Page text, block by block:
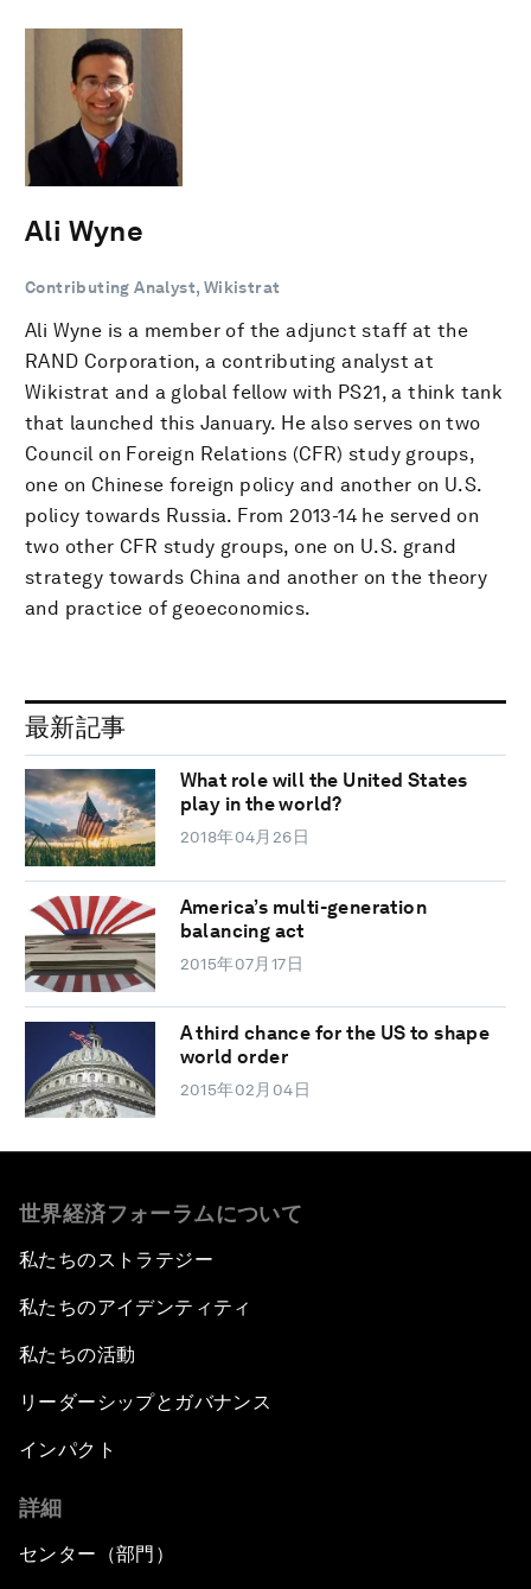
Ali Wyne
Contributing Analyst, Wikistrat
Ali Wyne is a member of the adjunct staff at the
RAND Corporation, a contributing analyst at
Wikistrat and a global fellow with PS21, a think tank
that launched this January. He also serves on two
Council on Foreign Relations (CFR) study groups,
one on Chinese foreign policy and another on U.S.
policy towards Russia. From 2013-14 he served on
two other CFR study groups, one on U.S. grand
strategy towards China and another on the theory
and practice of geoeconomics.
最新記事
What role will the United States
play in the world?
2018年04月26日
America’s multi-generation
balancing act
2015年07月17日
A third chance for the US to shape
world order
2015年02月04日
世界経済フォーラムについて
私たちのストラテジー
私たちのアイデンティティ
私たちの活動
リーダーシップとガバナンス
インパクト
詳細
センター（部門）